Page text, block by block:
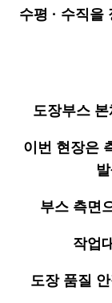
수평 · 수직을
도장부스
이번 현장은
부스 측면
작업
도장 품질